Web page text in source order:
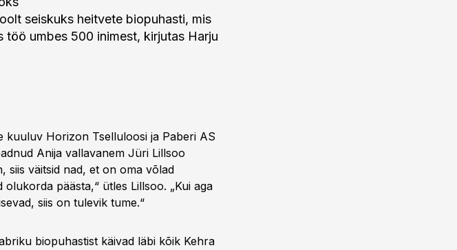
seiskuks heitvete biopuhasti, mis
umbes 500 inimest, kirjutas Harju
kuuluv Horizon Tselluloosi ja Paberi AS
Anija vallavanem Jüri Lillsoo
siis väitsid nad, et on oma võlad
päästa,“ ütles Lillsoo. „Kui aga
siis on tulevik tume.“
biopuhastist käivad läbi kõik Kehra